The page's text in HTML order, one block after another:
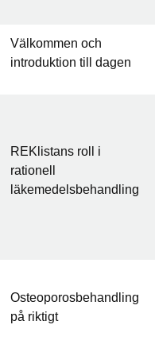
Välkommen och
introduktion till dagen
REKlistans roll i
rationell
läkemedelsbehandling
Osteoporosbehandling
på riktigt